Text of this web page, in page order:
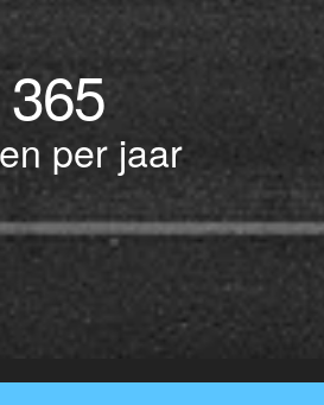
365
per jaar